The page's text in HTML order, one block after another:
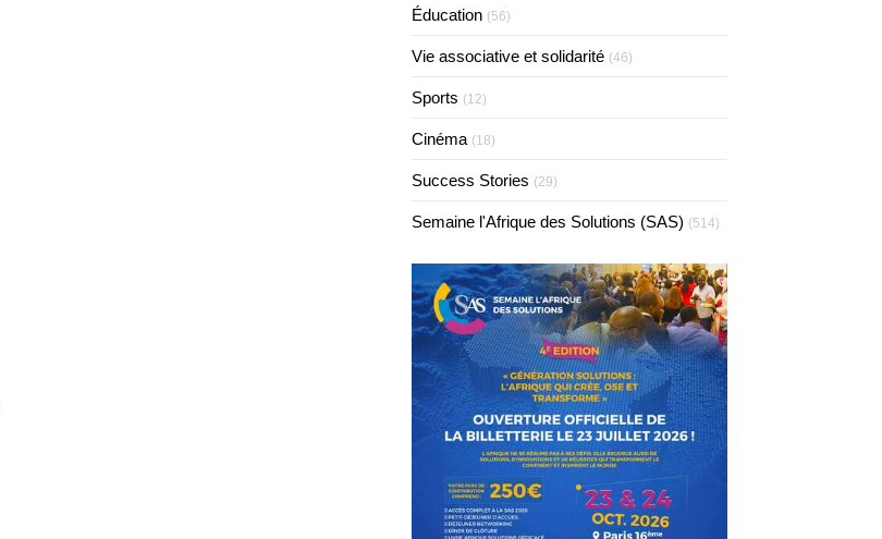
Éducation (56)
Vie associative et solidarité (46)
Sports (12)
Cinéma (18)
Success Stories (29)
Semaine l'Afrique des Solutions (SAS) (514)